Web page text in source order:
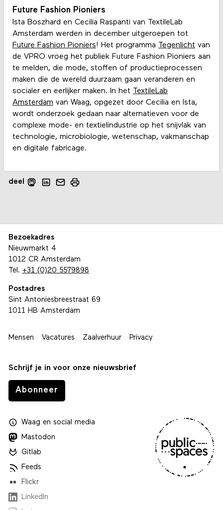
Future Fashion Pioniers
Ista Boszhard en Cecilia Raspanti van TextileLab
Amsterdam werden in december uitgeroepen tot
Future Fashion Pioniers! Het programma Tegenlicht van
de VPRO vroeg het publiek Future Fashion Pioniers aan
te melden, die mode, stoffen of productieprocessen
maken die de wereld duurzaam gaan veranderen en
socialer en eerlijker maken. In het TextileLab
Amsterdam van Waag, opgezet door Cecilia en Ista,
wordt onderzoek gedaan naar alternatieven voor de
complexe mode- en textielindustrie op het snijvlak van
technologie, microbiologie, wetenschap, vakmanschap
en digitale fabricage.
deel
Bezoekadres
Nieuwmarkt 4
1012 CR Amsterdam
Tel. +31 (0)20 5579898
Postadres
Sint Antoniesbreestraat 69
1011 HB Amsterdam
Mensen Vacatures Zaalverhuur Privacy
Schrijf je in voor onze nieuwsbrief
Abonneer
Waagen social media
Mastodon
Gitlab
Feeds
Flickr
LinkedIn